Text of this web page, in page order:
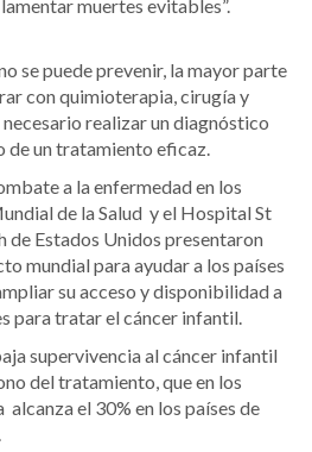
muertes evitables”.
se puede prevenir, la mayor parte
con quimioterapia, cirugía y
realizar un diagnóstico
de un tratamiento eficaz.
a la enfermedad en los
de la Salud y el Hospital St
de Estados Unidos presentaron
mundial para ayudar a los países
su acceso y disponibilidad a
para tratar el cáncer infantil.
supervivencia al cáncer infantil
del tratamiento, que en los
el 30% en los países de